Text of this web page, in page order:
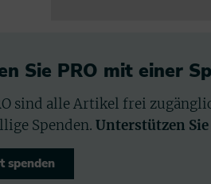
Sie PRO mit einer
sind alle Artikel frei
Spenden. Unterstützen
spenden